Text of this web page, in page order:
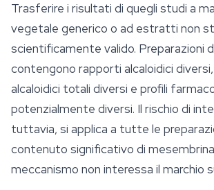
Trasferire i risultati di quegli studi a
vegetale generico o ad estratti non
scientificamente valido. Preparazioni
contengono rapporti alcaloidici
alcaloidici totali diversi e profili
potenzialmente diversi. Il rischio di
tuttavia, si applica a tutte le
contenuto significativo di
meccanismo non interessa il marchio